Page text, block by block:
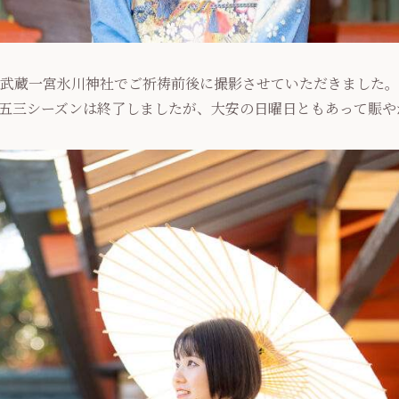
武蔵一宮氷川神社でご祈祷前後に撮影させていただきました。
三シーズンは終了しましたが、大安の日曜日ともあって賑